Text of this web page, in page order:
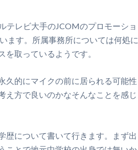
テレビ大手のJCOMのプロモーショ
ます。所属事務所については何処に
取っているようです。
久的にマイクの前に居られる可能性
え方で良いのかなそんなことを感じ
歴について書いて行きます。まず出